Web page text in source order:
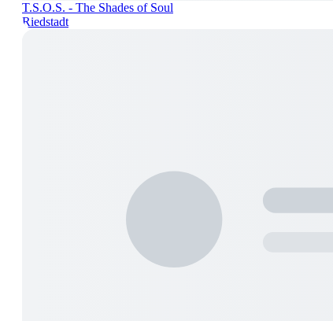
T.S.O.S. - The Shades of Soul
Riedstadt